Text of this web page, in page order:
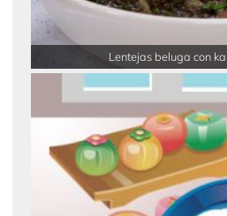
Lentejas beluga con